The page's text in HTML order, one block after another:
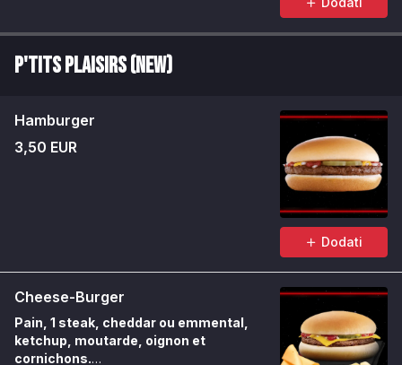
P'tits Plaisirs (NEW)
Hamburger
3,50 EUR
Dodati
Cheese-Burger
Pain, 1 steak, cheddar ou emmental,
ketchup, moutarde, oignon et
cornichons.